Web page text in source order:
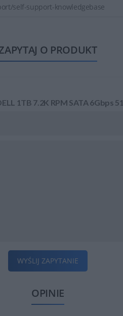
self-support-knowledgebase
O PRODUKT
1TB 7.2K RPM SATA 6Gbps
WYŚLIJ ZAPYTANIE
OPINIE